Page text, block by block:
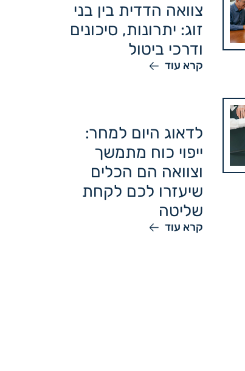
צוואה הדדית בין בני
זוג: יתרונות, סיכונים
ודרכי ביטול
קרא עוד
לדאוג היום למחר:
ייפוי כוח מתמשך
וצוואה הם הכלים
שיעזרו לכם לקחת
שליטה
קרא עוד